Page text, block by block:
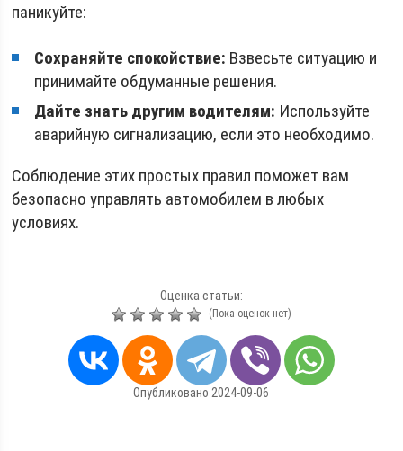
паникуйте:
Сохраняйте спокойствие: Взвесьте ситуацию и
принимайте обдуманные решения.
Дайте знать другим водителям: Используйте
аварийную сигнализацию, если это необходимо.
Соблюдение этих простых правил поможет вам
безопасно управлять автомобилем в любых
условиях.
Оценка статьи:
(Пока оценок нет)
Опубликовано 2024-09-06